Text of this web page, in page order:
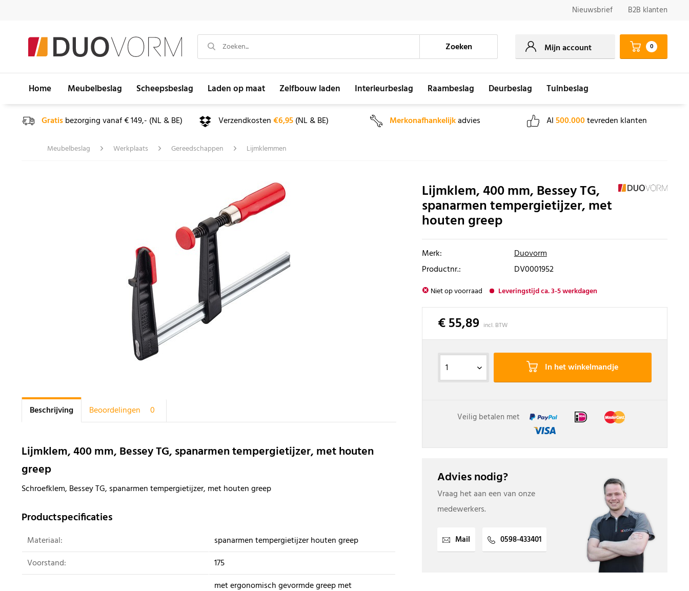
Nieuwsbrief B2B klanten
Zoeken Mijn account 0
Home Meubelbeslag Scheepsbeslag Laden op maat Zelfbouw laden Interieurbeslag Raambeslag Deurbeslag Tuinbeslag
Gratisbezorging vanaf € 149,- (NL & BE) Verzendkosten€6,95(NL & BE) Merkonafhankelijkadvies Al500.000tevreden klanten
Meubelbeslag Werkplaats Gereedschappen Lijmklemmen
Lijmklem, 400 mm, Bessey TG,
spanarmen tempergietijzer, met
houten greep
Beschrijving Beoordelingen 0
Lijmklem, 400 mm, Bessey TG, spanarmen tempergietijzer, met houten
greep
Schroefklem, Bessey TG, spanarmen tempergietijzer, met houten greep
Productspecificaties
Materiaal:
spanarmen tempergietijzer houten greep
Voorstand:
175
met ergonomisch gevormde greep met
Merk:
Duovorm
Productnr.:
DV0001952
Niet op voorraad Leveringstijd ca. 3-5 werkdagen
€ 55,89 incl. BTW
In het winkelmandje
Veilig betalen met
Advies nodig?
Vraag het aan een van onze
medewerkers.
Mail 0598-433401